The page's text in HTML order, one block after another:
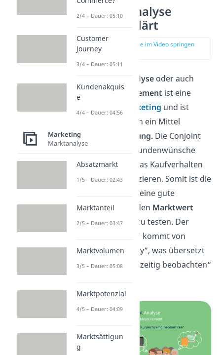
Conjoint-Analyse
einfach erklärt
zur Stelle im Video springen
Conjoint-Analyseoder auch
Conjoint Measurement ist eine
Marketing und ist
genau genommen ein Mittel
der
Marktforschung. Die Conjoint
Analyse erfasst Kundenwünsche
und kann somit das Kaufverhalten
besser prognostizieren. Somit ist die
Conjoint Analysis eine gute
Möglichkeit, um den Marktwert
eines Produktes zu testen. Der
Begriff „Conjoint“ kommt von
„considered jointly“, was übersetzt
sowas wie „gleichzeitig beobachten“
2/4 – Dauer: 05:10
Customer
Journey
3/4 – Dauer: 05:11
Kundenakquis
e
4/4 – Dauer: 04:56
Marketing
Marktanalyse
Absatzmarkt
1/5 – Dauer: 02:43
Marktanteil
2/5 – Dauer: 03:47
Marktvolumen
3/5 – Dauer: 05:08
Marktpotenzial
4/5 – Dauer: 04:09
Marktsättigun
g